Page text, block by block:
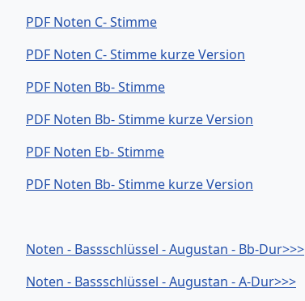
PDF Noten C- Stimme
PDF Noten C- Stimme kurze Version
PDF Noten Bb- Stimme
PDF Noten Bb- Stimme kurze Version
PDF Noten Eb- Stimme
PDF Noten Bb- Stimme kurze Version
Noten - Bassschlüssel - Augustan - Bb-Dur>>>
Noten - Bassschlüssel - Augustan - A-Dur>>>